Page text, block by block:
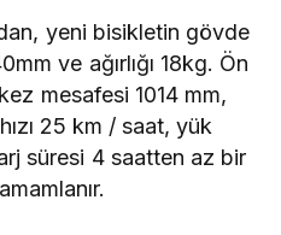
yeni bisikletin gövde
ve ağırlığı 18kg. Ön
mesafesi 1014 mm,
25 km / saat, yük
süresi 4 saatten az bir